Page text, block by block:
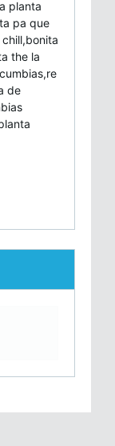
planta
pa que
the la
de